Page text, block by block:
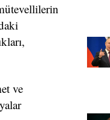
ve